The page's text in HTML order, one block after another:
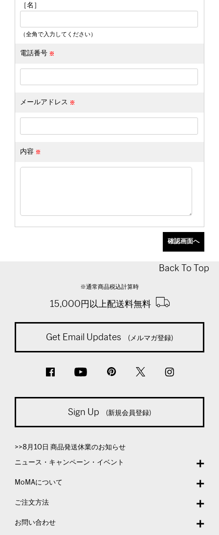
［名］
（全角で入力してください）
電話番号
メールアドレス
内容
Back To Top
※通常商品税込計算時
15,000円以上配送料無料
Get Email Updates (メルマガ登録)
Sign Up (新規会員登録)
>>8月10日 商品発送休業のお知らせ
ニュース・キャンペーン・イベント
MoMAについて
ご注文方法
お問い合わせ